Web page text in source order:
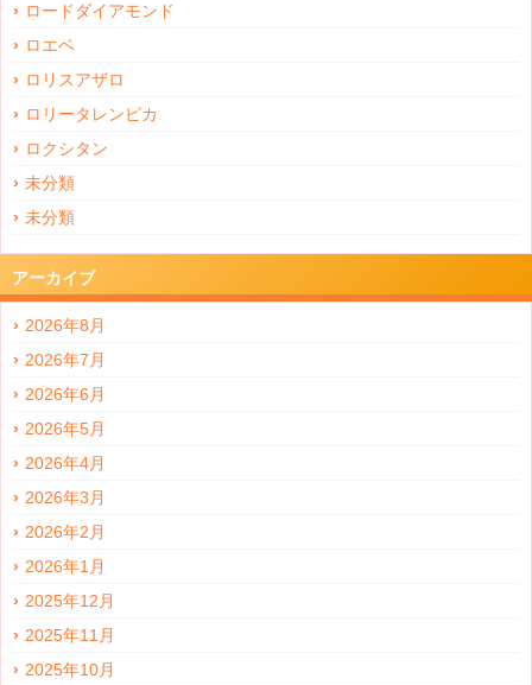
ロードダイアモンド
ロエベ
ロリスアザロ
ロリータレンピカ
ロクシタン
未分類
未分類
アーカイブ
2026年8月
2026年7月
2026年6月
2026年5月
2026年4月
2026年3月
2026年2月
2026年1月
2025年12月
2025年11月
2025年10月